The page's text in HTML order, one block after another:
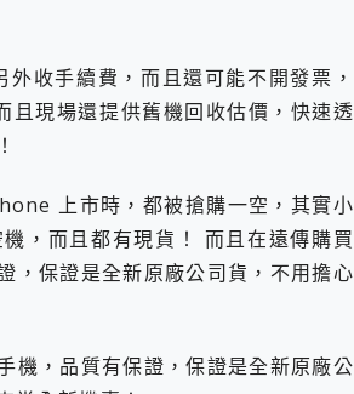
收手續費，而且還可能不開發票，
且現場還提供舊機回收估價，快速透
上市時，都被搶購一空，其實小
，而且都有現貨！ 而且在遠傳購買
，保證是全新原廠公司貨，不用擔心
機，品質有保證，保證是全新原廠公